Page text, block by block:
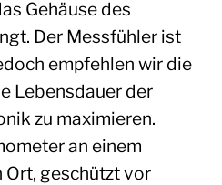
Gehäuse des
Der Messfühler ist
empfehlen wir die
Lebensdauer der
zu maximieren.
an einem
Ort, geschützt vor